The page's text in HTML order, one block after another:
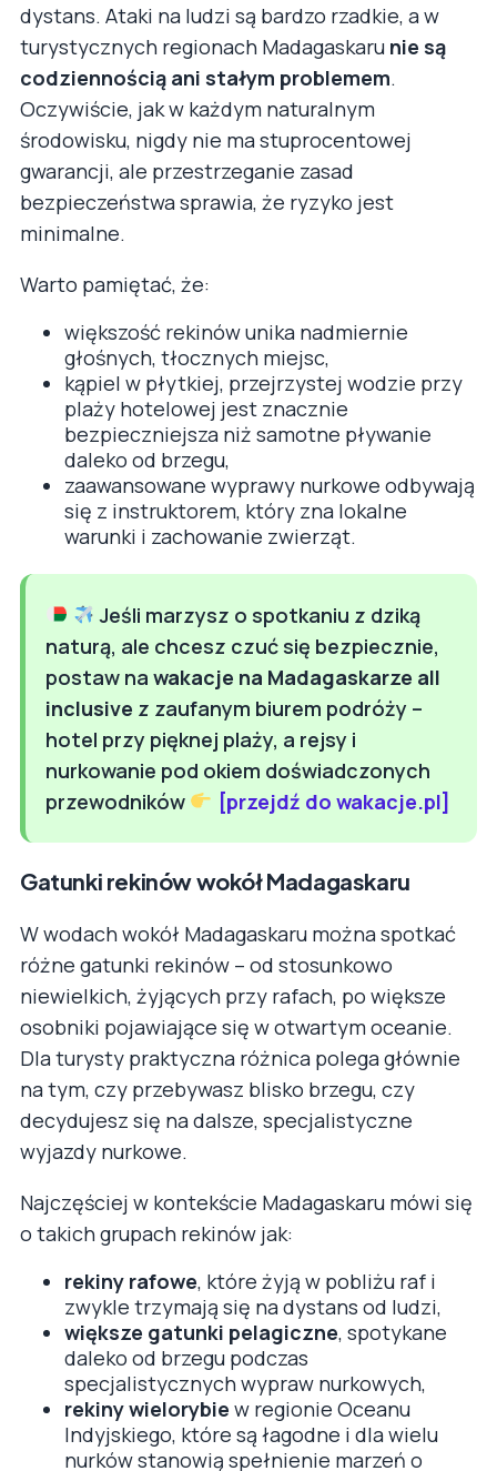
dystans. Ataki na ludzi są bardzo rzadkie, a w
turystycznych regionach Madagaskaru nie są
codziennością ani stałym problemem.
Oczywiście, jak w każdym naturalnym
środowisku, nigdy nie ma stuprocentowej
gwarancji, ale przestrzeganie zasad
bezpieczeństwa sprawia, że ryzyko jest
minimalne.
Warto pamiętać, że:
większość rekinów unika nadmiernie
głośnych, tłocznych miejsc,
kąpiel w płytkiej, przejrzystej wodzie przy
plaży hotelowej jest znacznie
bezpieczniejsza niż samotne pływanie
daleko od brzegu,
zaawansowane wyprawy nurkowe odbywają
się z instruktorem, który zna lokalne
warunki i zachowanie zwierząt.
Jeśli marzysz o spotkaniu z dziką
naturą, ale chcesz czuć się bezpiecznie,
postaw na wakacje na Madagaskarze all
inclusive z zaufanym biurem podróży –
hotel przy pięknej plaży, a rejsy i
nurkowanie pod okiem doświadczonych
przewodników
[przejdź do wakacje.pl]
Gatunki rekinów wokół Madagaskaru
W wodach wokół Madagaskaru można spotkać
różne gatunki rekinów – od stosunkowo
niewielkich, żyjących przy rafach, po większe
osobniki pojawiające się w otwartym oceanie.
Dla turysty praktyczna różnica polega głównie
na tym, czy przebywasz blisko brzegu, czy
decydujesz się na dalsze, specjalistyczne
wyjazdy nurkowe.
Najczęściej w kontekście Madagaskaru mówi się
o takich grupach rekinów jak:
rekiny rafowe, które żyją w pobliżu raf i
zwykle trzymają się na dystans od ludzi,
większe gatunki pelagiczne, spotykane
daleko od brzegu podczas
specjalistycznych wypraw nurkowych,
rekiny wielorybie w regionie Oceanu
Indyjskiego, które są łagodne i dla wielu
nurków stanowią spełnienie marzeń o